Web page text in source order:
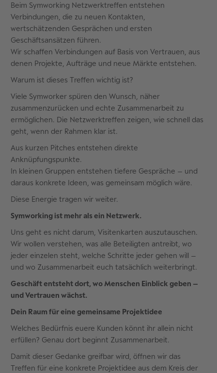
Beim Symworking Netzwerktreffen entstehen
Verbindungen, die zu neuen Kontakten,
wertschätzenden Gesprächen und ersten
Geschäftsansätzen führen.
Wir schaffen Verbindungen auf Basis von Vertrauen, aus
denen Projekte, Aufträge und neue Märkte entstehen.
Warum ist dieses Treffen wichtig ist?
Viele Symworker spüren den Wunsch, näher
zusammenzurücken und echte Zusammenarbeit zu
ermöglichen. Die Netzwerktreffen zeigen, wie schnell das
geht, wenn der Rahmen klar ist.
Aus kurzen Pitches entstehen direkte
Anknüpfungspunkte.
In kleinen Gruppen entstehen tiefere Gespräche – und
daraus konkrete Ideen, was gemeinsam möglich wäre.
Diese Energie tragen wir weiter.
Symworking ist mehr als ein Netzwerk.
Uns geht es nicht darum, Visitenkarten auszutauschen.
Wir wollen verstehen, was alle Beteiligten antreibt, wo
jeder einzelen steht, welche Schritte jeder gehen will –
und wo Zusammenarbeit euch tatsächlich weiterbringt.
Geschäft entsteht dort, wo Menschen Einblick geben –
und Vertrauen wächst.
Dein Raum für eine gemeinsame Projektidee
Welches Bedürfnis euere Kunden könnt ihr allein nicht
erfüllen? Genau dort beginnt Zusammenarbeit.
Damit dieser Gedanke greifbar wird, öffnen wir das
Treffen für eine konkrete Projektidee aus dem Kreis der